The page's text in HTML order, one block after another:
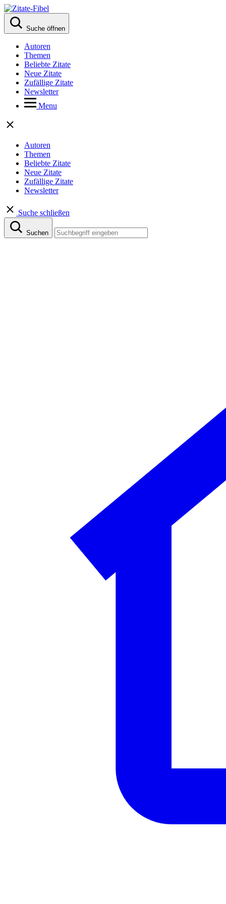
Suche öffnen
Autoren
Themen
Beliebte Zitate
Neue Zitate
Zufällige Zitate
Newsletter
Menu
Autoren
Themen
Beliebte Zitate
Neue Zitate
Zufällige Zitate
Newsletter
Suche schließen
Suchen